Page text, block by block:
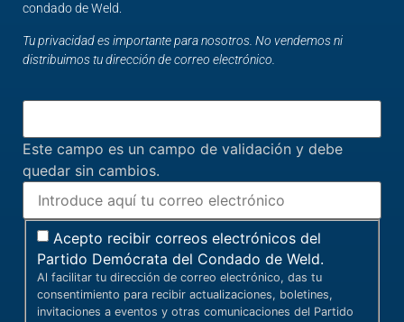
condado de Weld.
Tu privacidad es importante para nosotros. No vendemos ni
distribuimos tu dirección de correo electrónico.
Este campo es un campo de validación y debe
quedar sin cambios.
Acepto recibir correos electrónicos del
Partido Demócrata del Condado de Weld.
Al facilitar tu dirección de correo electrónico, das tu
consentimiento para recibir actualizaciones, boletines,
invitaciones a eventos y otras comunicaciones del Partido